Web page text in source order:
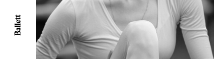
Ballett